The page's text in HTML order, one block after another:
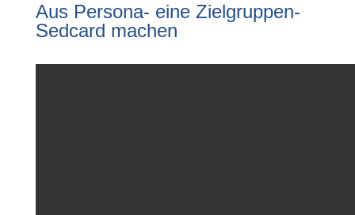
Aus Persona- eine Zielgruppen-
Sedcard machen